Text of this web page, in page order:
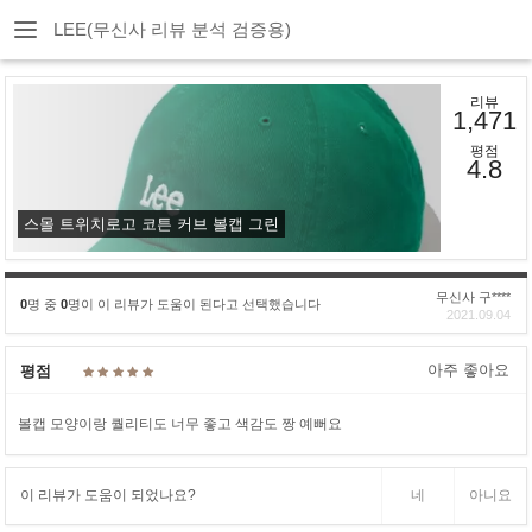
LEE(무신사 리뷰 분석 검증용)
스몰 트위치로고 코튼 커브 볼캡 그린
리뷰
1,471
평점
4.8
0명 중 0명이 이 리뷰가 도움이 된다고 선택했습니다
무신사 구****
2021.09.04
평점 아주 좋아요
볼캡 모양이랑 퀄리티도 너무 좋고 색감도 짱 예뻐요
이 리뷰가 도움이 되었나요? 네 아니요